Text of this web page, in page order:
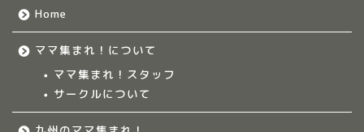
Home
ママ集まれ！について
ママ集まれ！スタッフ
サークルについて